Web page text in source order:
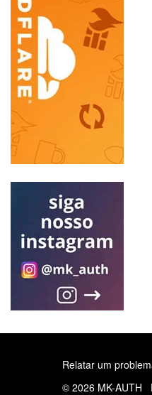
Relatar um
© 2026 MK-AUTH